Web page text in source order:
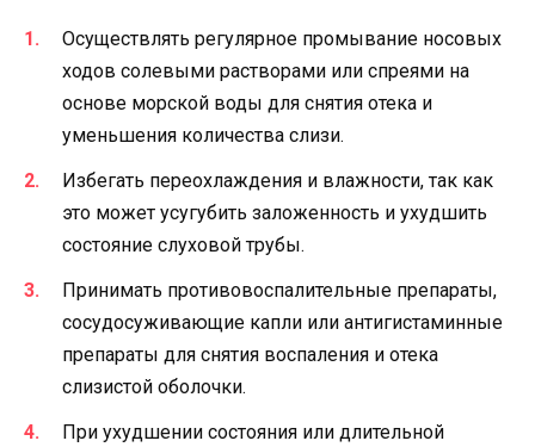
Осуществлять регулярное промывание носовых
ходов солевыми растворами или спреями на
основе морской воды для снятия отека и
уменьшения количества слизи.
Избегать переохлаждения и влажности, так как
это может усугубить заложенность и ухудшить
состояние слуховой трубы.
Принимать противовоспалительные препараты,
сосудосуживающие капли или антигистаминные
препараты для снятия воспаления и отека
слизистой оболочки.
При ухудшении состояния или длительной